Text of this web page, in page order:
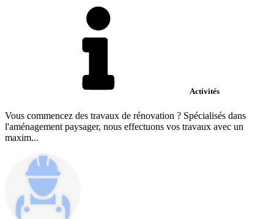
Activités
Vous commencez des travaux de rénovation ? Spécialisés dans
l'aménagement paysager, nous effectuons vos travaux avec un
maxim...